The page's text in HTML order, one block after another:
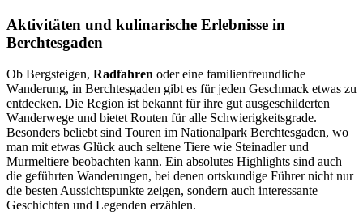
Aktivitäten und kulinarische Erlebnisse in
Berchtesgaden
Ob Bergsteigen, Radfahren oder eine familienfreundliche
Wanderung, in Berchtesgaden gibt es für jeden Geschmack etwas zu
entdecken. Die Region ist bekannt für ihre gut ausgeschilderten
Wanderwege und bietet Routen für alle Schwierigkeitsgrade.
Besonders beliebt sind Touren im Nationalpark Berchtesgaden, wo
man mit etwas Glück auch seltene Tiere wie Steinadler und
Murmeltiere beobachten kann. Ein absolutes Highlights sind auch
die geführten Wanderungen, bei denen ortskundige Führer nicht nur
die besten Aussichtspunkte zeigen, sondern auch interessante
Geschichten und Legenden erzählen.